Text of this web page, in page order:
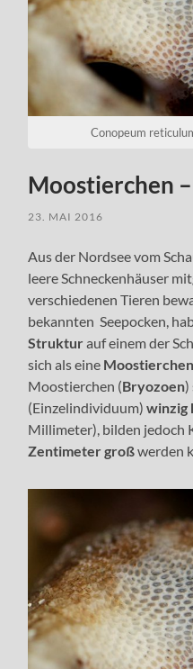
Conopeum
Moostierchen
23. MAI 2016
Aus der Nordsee vom
leere Schneckenhäuser
verschiedenen Tieren
bekannten Seepocken,
Strukturauf einem der
sich als eine
Moostierchen (Bryozoen)
(Einzelindividuum)winzig
Millimeter), bilden jedoch
Zentimeter großwerden